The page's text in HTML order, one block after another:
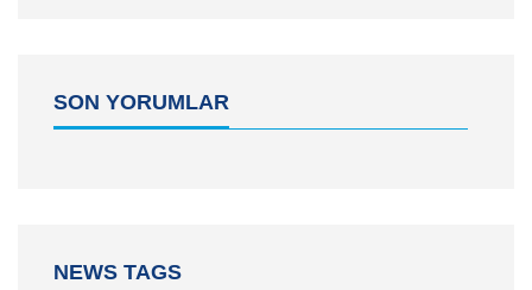
SON YORUMLAR
NEWS TAGS